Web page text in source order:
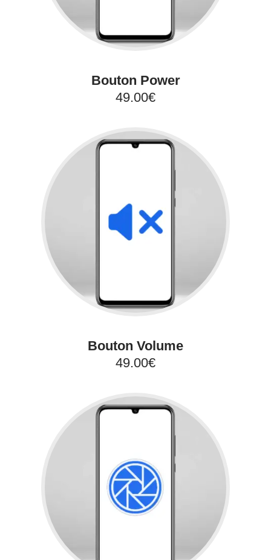
Bouton Power
49.00€
Bouton Volume
49.00€